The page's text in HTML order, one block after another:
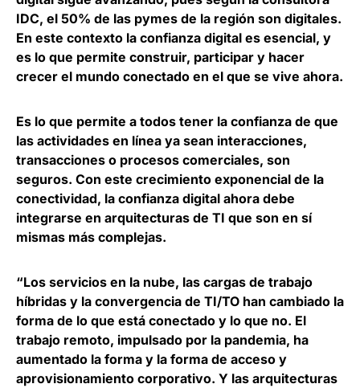
IDC, el 50% de las pymes de la región son digitales.
En este contexto la confianza digital es esencial, y
es lo que permite construir, participar y hacer
crecer el mundo conectado en el que se vive ahora.
Es lo que permite a todos tener la confianza de que
las actividades en línea ya sean interacciones,
transacciones o procesos comerciales, son
seguros. Con este crecimiento exponencial de la
conectividad, la confianza digital ahora debe
integrarse en arquitecturas de TI que son en sí
mismas más complejas.
“Los servicios en la nube, las cargas de trabajo
híbridas y la convergencia de TI/TO han cambiado la
forma de lo que está conectado y lo que no. El
trabajo remoto, impulsado por la pandemia, ha
aumentado la forma y la forma de acceso y
aprovisionamiento corporativo. Y las arquitecturas